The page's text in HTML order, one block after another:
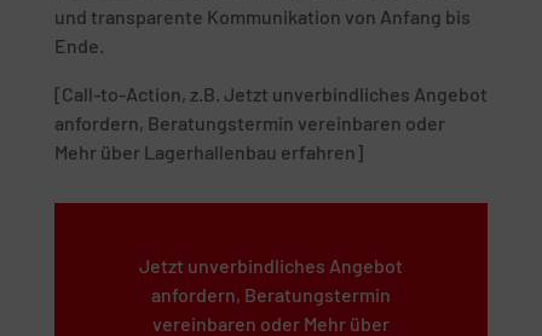
und transparente Kommunikation von Anfang bis
Ende.
[Call-to-Action, z.B. Jetzt unverbindliches Angebot
anfordern, Beratungstermin vereinbaren oder
Mehr über Lagerhallenbau erfahren]
Jetzt unverbindliches Angebot
anfordern, Beratungstermin
vereinbaren oder Mehr über